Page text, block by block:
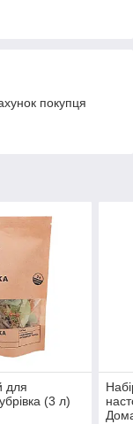
покупця
для
(3 л)